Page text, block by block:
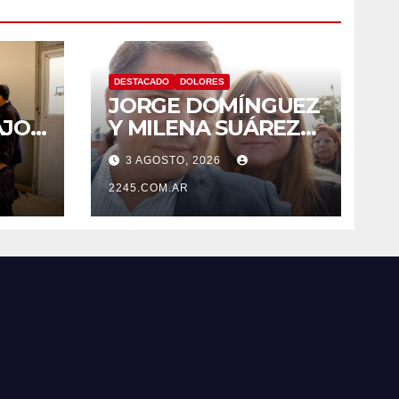
DESTACADO DOLORES
JORGE DOMÍNGUEZ
Y MILENA SUÁREZ
INTENSIFICAN LA
AGENDA
OPOSITORA EN
DOLORES CON UNA
DENUNCIAS Y
3 AGOSTO, 2026
2245.COM.AR